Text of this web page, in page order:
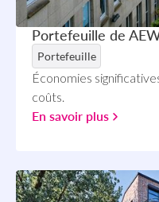
Portefeuille de
Portefeuille
Économies
coûts.
En savoir plus